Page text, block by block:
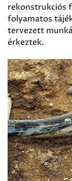
rekonstrukciós
folyamatos
tervezett
érkeztek.